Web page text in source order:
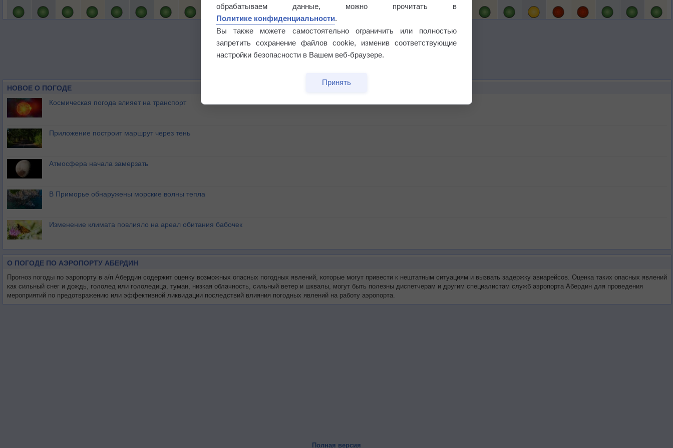
НОВОЕ О ПОГОДЕ
Космическая погода влияет на транспорт
Приложение построит маршрут через тень
Атмосфера начала замерзать
В Приморье обнаружены морские волны тепла
Изменение климата повлияло на ареал обитания бабочек
О ПОГОДЕ ПО АЭРОПОРТУ АБЕРДИН
Прогноз погоды по эаропорту в а/п Абердин содержит оценку возможных опасных погодных явлений, которые могут привести к нештатным ситуациям и вызвать задержку авиарейсов. Оценка таких опасных явлений
как сильный снег и дождь, гололед или гололедица, туман, низкая облачность, сильный ветер и шквалы, могут быть полезны диспетчерам и другим специалистам служб аэропорта Абердин для проведения
мероприятий по предотвражению или эффективной ликвидации последствий влияния погодных явлений на работу аэропорта.
Полная версия
обрабатываем данные, можно прочитать в
Политике конфиденциальности.
Вы также можете самостоятельно ограничить или полностью
запретить сохранение файлов cookie, изменив соответствующие
настройки безопасности в Вашем веб-браузере.
Принять